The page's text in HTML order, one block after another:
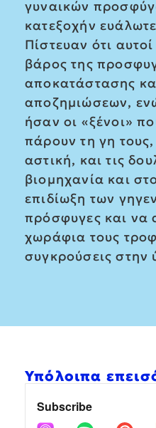
γυναικών
κατεξοχήν
Πίστευαν ότι
βάρος της
αποκατάστασης
αποζημιώσεων,
ήσαν οι «ξένοι»
πάρουν τη γη
αστική, και τις
βιομηχανία και
επιδίωξη των
πρόσφυγες και να
χωράφια τους
συγκρούσεις στην
Υπόλοιπα